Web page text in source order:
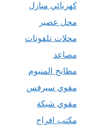
كهربائي منازل
محل عصير
محلات تلفونات
مصاعد
مطابخ المنيوم
مقوي سيرفس
مقوي شبكة
مكتب افراح